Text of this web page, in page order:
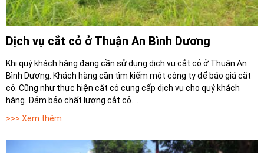
Dịch vụ cắt cỏ ở Thuận An Bình Dương
Khi quý khách hàng đang cần sử dụng dịch vụ cắt cỏ ở Thuận An
Bình Dương. Khách hàng cần tìm kiếm một công ty để báo giá cắt
cỏ. Cũng như thực hiện cắt cỏ cung cấp dịch vụ cho quý khách
hàng. Đảm bảo chất lượng cắt cỏ....
>>> Xem thêm